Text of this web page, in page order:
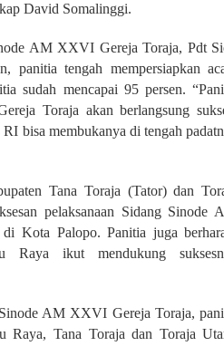
David Somalinggi.
AM XXVI Gereja Toraja, Pdt
panitia tengah mempersiapkan
sudah mencapai 95 persen.
Toraja akan berlangsung
bisa membukanya di tengah
Tana Toraja (Tator) dan
pelaksanaan Sidang Sinode
Kota Palopo. Panitia juga
Raya ikut mendukung
AM XXVI Gereja Toraja,
Raya, Tana Toraja dan Toraja